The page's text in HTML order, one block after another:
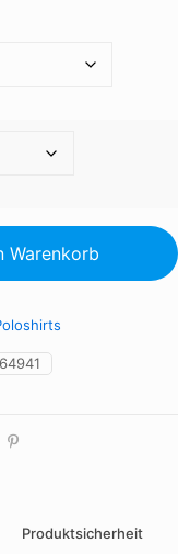
Warenkorb
Produktsicherheit